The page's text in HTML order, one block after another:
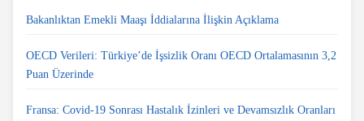
Bakanlıktan Emekli Maaşı İddialarına İlişkin Açıklama
OECD Verileri: Türkiye’de İşsizlik Oranı OECD Ortalamasının 3,2
Puan Üzerinde
Fransa: Covid-19 Sonrası Hastalık İzinleri ve Devamsızlık Oranları